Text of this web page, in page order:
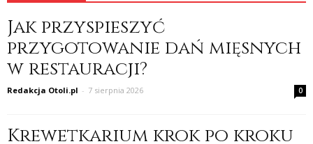
Jak przyspieszyć
przygotowanie dań mięsnych
w restauracji?
Redakcja Otoli.pl - 7 sierpnia 2026 0
Krewetkarium krok po kroku